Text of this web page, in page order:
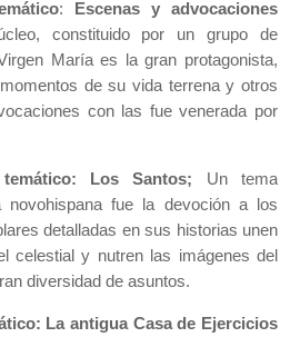
: Escenas y advocaciones
constituido por un grupo de
María es la gran protagonista,
de su vida terrena y otros
con las fue venerada por
Los Santos; Un tema
novohispana fue la devoción a los
detalladas en sus historias unen
celestial y nutren las imágenes del
diversidad de asuntos.
La antigua Casa de Ejercicios